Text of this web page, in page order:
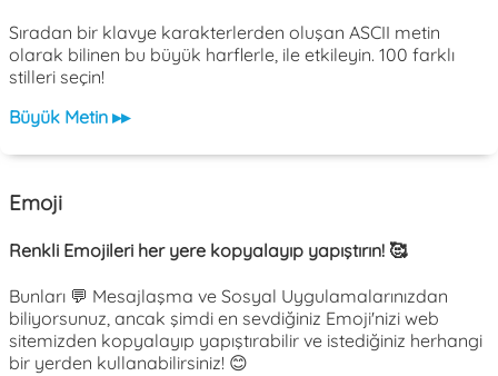
Sıradan bir klavye karakterlerden oluşan ASCII metin
olarak bilinen bu büyük harflerle, ile etkileyin. 100 farklı
stilleri seçin!
Büyük Metin ▸▸
Emoji
Renkli Emojileri her yere kopyalayıp yapıştırın! 🥰
Bunları 💬 Mesajlaşma ve Sosyal Uygulamalarınızdan
biliyorsunuz, ancak şimdi en sevdiğiniz Emoji'nizi web
sitemizden kopyalayıp yapıştırabilir ve istediğiniz herhangi
bir yerden kullanabilirsiniz! 😊